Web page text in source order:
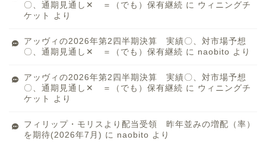
〇、通期見通し✕ ＝（でも）保有継続 に ウィニングチ
ケット
より
アッヴィの2026年第2四半期決算 実績〇、対市場予想
〇、通期見通し✕ ＝（でも）保有継続 に naobito より
アッヴィの2026年第2四半期決算 実績〇、対市場予想
〇、通期見通し✕ ＝（でも）保有継続 に ウィニングチ
ケット
より
フィリップ・モリスより配当受領 昨年並みの増配（率）
を期待(2026年7月) に naobito より